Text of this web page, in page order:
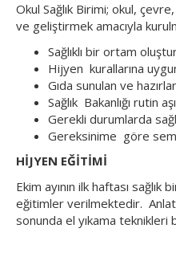
Okul Sağlık Birimi; okul,
ve geliştirmek amacıyla
Sağlıklı bir ortam
Hijyen kurallarına
Gıda sunulan ve
Sağlık Bakanlığı rutin
Gerekli durumlarda
Gereksinime göre
HİJYEN EĞİTİMİ
Ekim ayının ilk haftası
eğitimler verilmektedir.
sonunda el yıkama